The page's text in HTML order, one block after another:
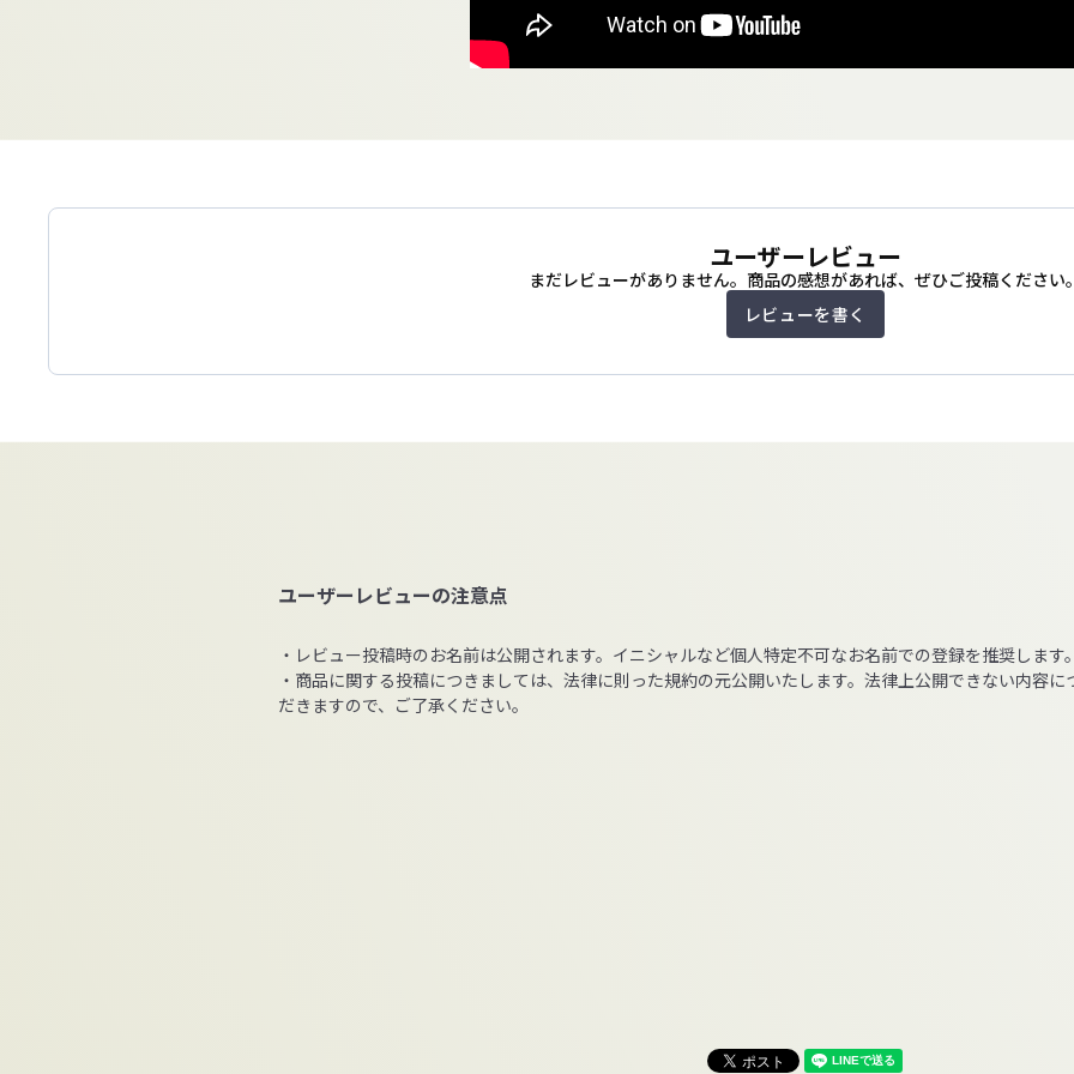
ユーザーレビュー
まだレビューがありません。商品の感想があれば、ぜひご投稿ください
レビューを書く
ユーザーレビューの注意点
・レビュー投稿時のお名前は公開されます。イニシャルなど個人特定不可なお名前での登録を推奨します
・商品に関する投稿につきましては、法律に則った規約の元公開いたします。法律上公開できない内容
だきますので、ご了承ください。